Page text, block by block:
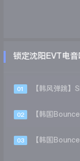
请锁定沈阳EVT电
01
02
03